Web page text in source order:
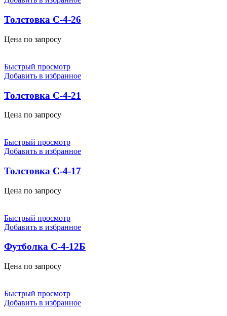
Толстовка С-4-26
Цена по запросу
Быстрый просмотр
Добавить в избранное
Толстовка С-4-21
Цена по запросу
Быстрый просмотр
Добавить в избранное
Толстовка С-4-17
Цена по запросу
Быстрый просмотр
Добавить в избранное
Футболка С-4-12Б
Цена по запросу
Быстрый просмотр
Добавить в избранное